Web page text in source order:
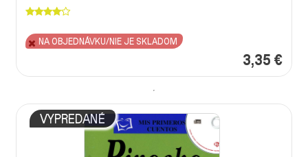
3,35 €
NA OBJEDNÁVKU/NIE JE SKLADOM
VYPREDANÉ